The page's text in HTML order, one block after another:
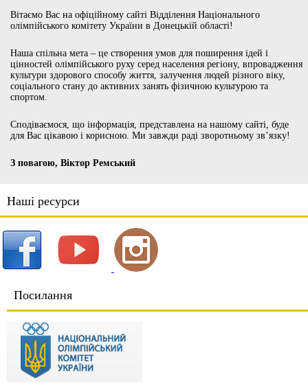
Вітаємо Вас на офіційному сайті Відділення Національного
олімпійського комітету України в Донецькій області!
Наша спільна мета – це створення умов для поширення ідей і
цінностей олімпійського руху серед населення регіону, впровадження
культури здорового способу життя, залучення людей різного віку,
соціального стану до активних занять фізичною культурою та
спортом.
Сподіваємося, що інформація, представлена на нашому сайті, буде
для Вас цікавою і корисною. Ми завжди раді зворотньому зв’язку!
З повагою, Віктор Ремський
Наші ресурси
Посилання